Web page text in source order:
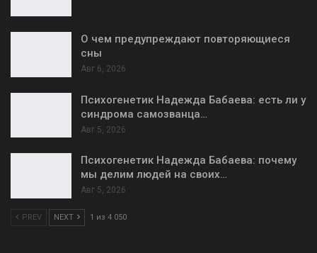
О чем предупреждают повторяющиеся
сны
Авг 6, 2026
Психогенетик Надежда Бабаева: есть ли у
синдрома самозванца…
Авг 5, 2026
Психогенетик Надежда Бабаева: почему
мы делим людей на своих…
Авг 5, 2026
PREV NEXT 1 из 4 050